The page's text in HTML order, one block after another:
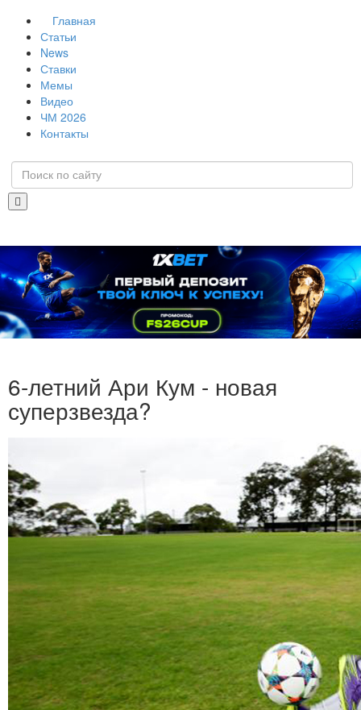
Главная
Статьи
News
Ставки
Мемы
Видео
ЧМ 2026
Контакты
6-летний Ари Кум - новая
суперзвезда?